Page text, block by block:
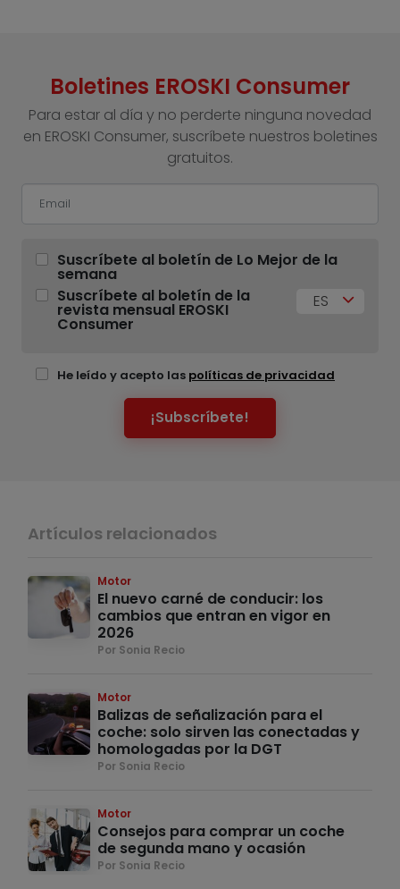
Boletines EROSKI Consumer
Para estar al día y no perderte ninguna novedad
en EROSKI Consumer, suscríbete nuestros boletines
gratuitos.
Suscríbete al boletín de Lo Mejor de la
semana
Suscríbete al boletín de la
revista mensual EROSKI
Consumer
ES
He leído y acepto las políticas de privacidad
¡Subscríbete!
Artículos relacionados
Motor
El nuevo carné de conducir: los
cambios que entran en vigor en
2026
Por Sonia Recio
Motor
Balizas de señalización para el
coche: solo sirven las conectadas y
homologadas por la DGT
Por Sonia Recio
Motor
Consejos para comprar un coche
de segunda mano y ocasión
Por Sonia Recio